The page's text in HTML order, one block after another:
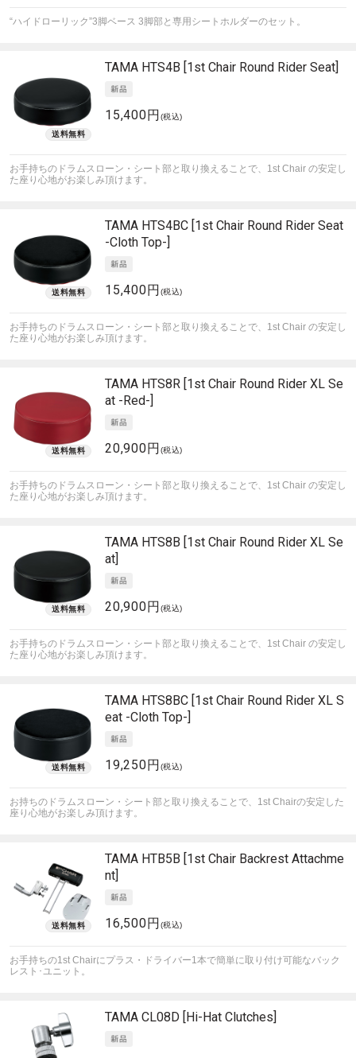
“ハイドローリック”3脚ベース 3脚部と専用シートホルダーのセット。
TAMA HTS4B [1st Chair Round Rider Seat]
15,400円 (税込)
お手持ちのドラムスローン・シート部と取り換えることで、1st Chair の安定し
た座り心地がお楽しみ頂けます。
TAMA HTS4BC [1st Chair Round Rider Seat
-Cloth Top-]
15,400円 (税込)
お手持ちのドラムスローン・シート部と取り換えることで、1st Chair の安定し
た座り心地がお楽しみ頂けます。
TAMA HTS8R [1st Chair Round Rider XL Se
at -Red-]
20,900円 (税込)
お手持ちのドラムスローン・シート部と取り換えることで、1st Chair の安定し
た座り心地がお楽しみ頂けます。
TAMA HTS8B [1st Chair Round Rider XL Se
at]
20,900円 (税込)
お手持ちのドラムスローン・シート部と取り換えることで、1st Chair の安定し
た座り心地がお楽しみ頂けます。
TAMA HTS8BC [1st Chair Round Rider XL S
eat -Cloth Top-]
19,250円 (税込)
お持ちのドラムスローン・シート部と取り換えることで、1st Chairの安定した
座り心地がお楽しみ頂けます。
TAMA HTB5B [1st Chair Backrest Attachme
nt]
16,500円 (税込)
お手持ちの1st Chairにプラス・ドライバー1本で簡単に取り付け可能なバック
レスト･ユニット。
TAMA CL08D [Hi-Hat Clutches]